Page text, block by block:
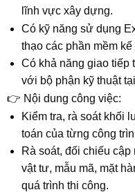
lĩnh vực xây dựng.
Có kỹ năng sử dụng
thạo các phần mềm
Có khả năng giao tiếp
với bộ phận kỹ thuật
👉 Nội dung công việc:
Kiểm tra, rà soát khối
toán của từng công
Rà soát, đối chiếu
vật tư, mẫu mã, mặt
quá trình thi công.